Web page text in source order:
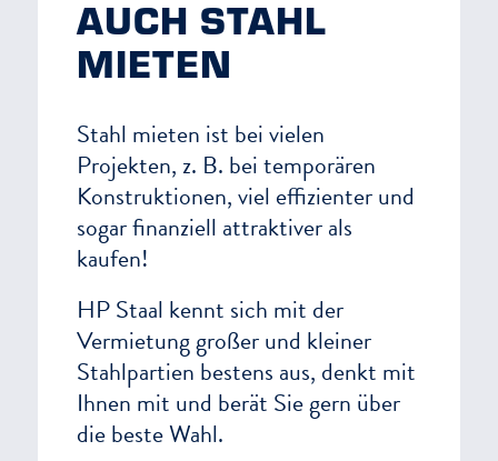
AUCH STAHL
MIETEN
Stahl mieten ist bei vielen
Projekten, z. B. bei temporären
Konstruktionen, viel effizienter und
sogar finanziell attraktiver als
kaufen!
HP Staal kennt sich mit der
Vermietung großer und kleiner
Stahlpartien bestens aus, denkt mit
Ihnen mit und berät Sie gern über
die beste Wahl.